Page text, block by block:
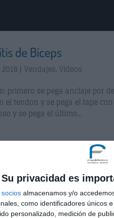
Su privacidad es
socios almacenamos y/o
como identificadores únicos
personalizado, medición de
de Bíceps
|Vendajes,Videos
se pega anclaje por
tendon y se pega el tape
y se pega el último...